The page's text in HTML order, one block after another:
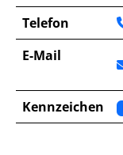
Telefon
E-Mail
Kennzeichen